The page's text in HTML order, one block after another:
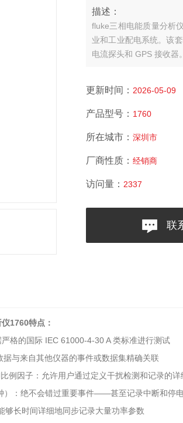
描述：
fluke三相电能质量分析
业和工业配电系统。该
电流探头和 GPS 接收器。
更新时间： 2026-05-09
产品型号： 1760
所在城市： 深圳市
厂商性质： 经销商
访问量： 2337
联
1760特点：
格的国际 IEC 61000-4-30 A 类标准进行测试
据与来自其他仪器的事件或数据集精确关联
例因子：允许用户通过定义干扰检测和记录的
）：绝不会错过重要事件——甚至记录中断和停
够长时间详细地同步记录大量功率参数